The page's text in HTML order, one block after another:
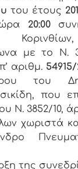
του έτους
20:00
με το Ν.
αριθμ. 54915/
του
που
Ν. 3852/10,
χωριστά
της